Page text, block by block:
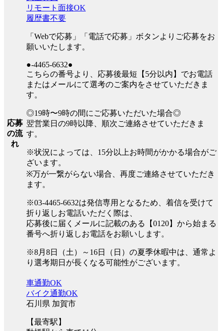
応募
の流
れ
リモート面接OK
履歴書不要
「Webで応募」「電話で応募」ボタンよりご応募をお
願いいたします。
●-4465-6632●
こちらの番号より、応募後最短【5分以内】でお電話
またはメールにて選考のご案内をさせていただきま
す。
◎19時〜9時の間にご応募いただいた場合◎
翌営業日の9時以降、順次ご連絡させていただきま
す。
※状況によっては、15分以上お時間がかかる場合がご
ざいます。
※万が一繋がらない場合、再度ご連絡させていただき
ます。
※03-4465-6632は発信専用となるため、着信を受けて
折り返しお電話いただく際は、
応募後に届くメールに記載のある【0120】から始まる
番号へ折り返しお電話をお願いします。
※8月8日（土）～16日（日）の夏季休暇中は、通常よ
り選考期日が長くなる可能性がございます。
車通勤OK
バイク通勤OK
石川県 加賀市
【最寄駅】